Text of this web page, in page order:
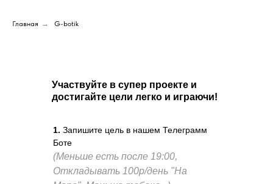
Главная → G-botik
1. Запишите цель в нашем Телеграмм
Боте
(Меньше есть после 19:00,
Откладывать 100р/день "На
Участвуйте в супер проекте и
достигайте цели легко и играючи!